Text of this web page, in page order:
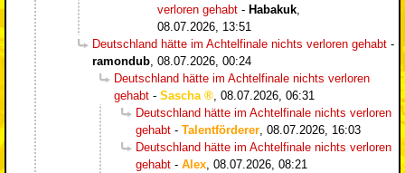
verloren gehabt - Habakuk
08.07.2026, 13:51
Deutschland hätte im Achtelfinale nichts verloren gehabt -
ramondub 08.07.2026, 00:24
Deutschland hätte im Achtelfinale nichts verloren
gehabt - Sascha
08.07.2026, 06:31
Deutschland hätte im Achtelfinale nichts verloren
gehabt - Talentförderer 08.07.2026, 16:03
Deutschland hätte im Achtelfinale nichts verloren
gehabt - Alex 08.07.2026, 08:21